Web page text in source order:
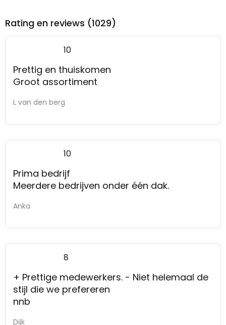
Rating en reviews (1029)
10
Prettig en thuiskomen
Groot assortiment
L van den berg
10
Prima bedrijf
Meerdere bedrijven onder één dak.
Anka
8
+ Prettige medewerkers. - Niet helemaal de
stijl die we prefereren
nnb
Dijk